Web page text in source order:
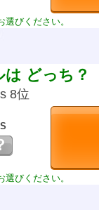
びください。
どっち？
8位
びください。